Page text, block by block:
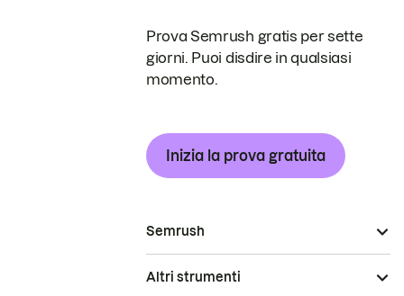
Prova Semrush gratis per sette
giorni. Puoi disdire in qualsiasi
momento.
Inizia la prova gratuita
Semrush
Altri strumenti